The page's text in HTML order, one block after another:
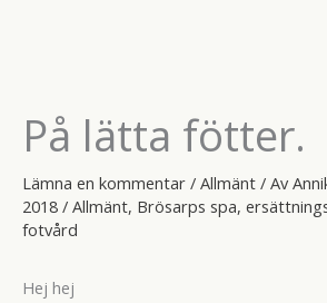
På lätta fötter.
Lämna en kommentar / Allmänt / Av
2018 / Allmänt, Brösarps spa,
fotvård
Hej hej